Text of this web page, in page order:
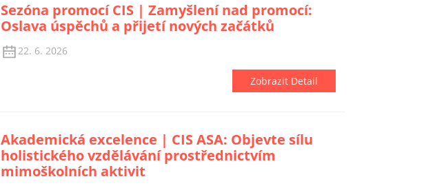
Sezóna promocí CIS | Zamyšlení nad promocí:
Oslava úspěchů a přijetí nových začátků
22. 6. 2026
Zobrazit Detail
Akademická excelence | CIS ASA: Objevte sílu
holistického vzdělávání prostřednictvím
mimoškolních aktivit